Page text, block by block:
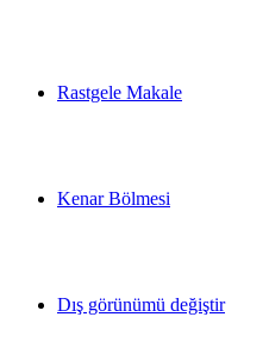
Rastgele Makale
Kenar Bölmesi
Dış görünümü değiştir